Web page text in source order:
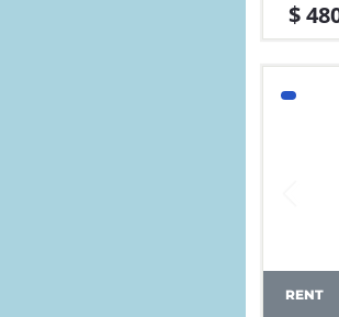
$
RENT